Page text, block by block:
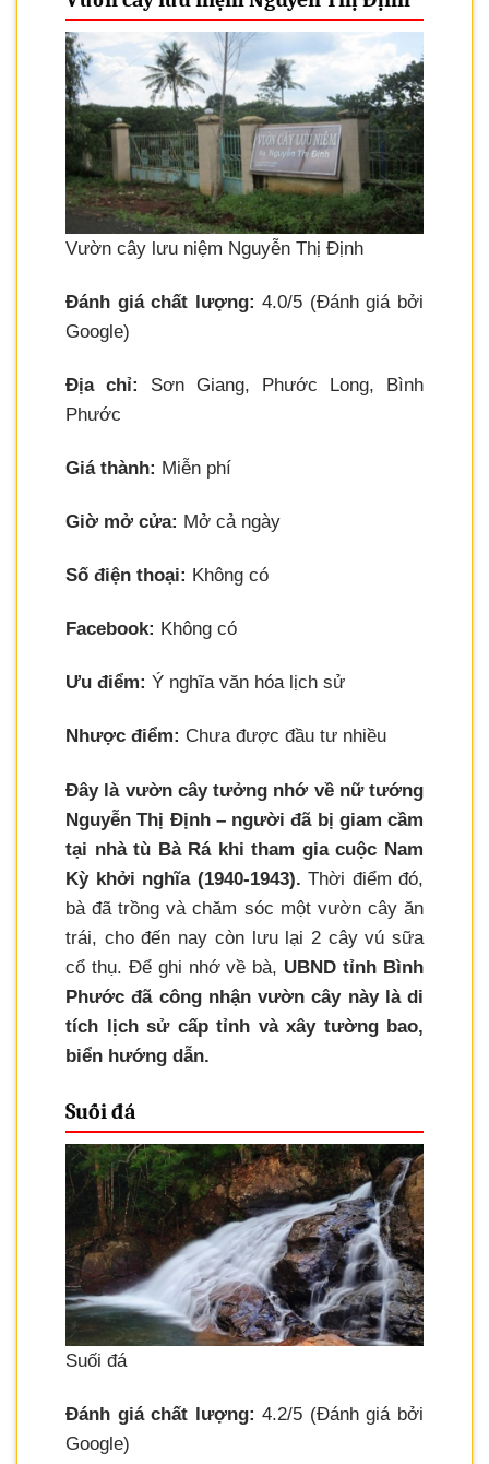
Vườn cây lưu niệm Nguyễn Thị Định
Đánh giá chất lượng: 4.0/5 (Đánh giá bởi
Google)
Địa chỉ:
Sơn Giang, Phước Long, Bình
Phước
Giá thành: Miễn phí
Giờ mở cửa: Mở cả ngày
Số điện thoại: Không có
Facebook: Không có
Ưu điểm: Ý nghĩa văn hóa lịch sử
Nhược điểm: Chưa được đầu tư nhiều
Đây là vườn cây tưởng nhớ về nữ tướng
Nguyễn Thị Định – người đã bị giam cầm
tại nhà tù Bà Rá khi tham gia cuộc Nam
Kỳ khởi nghĩa (1940-1943). Thời điểm đó,
bà đã trồng và chăm sóc một vườn cây ăn
trái, cho đến nay còn lưu lại 2 cây vú sữa
cổ thụ. Để ghi nhớ về bà, UBND tỉnh Bình
Phước đã công nhận vườn cây này là di
tích lịch sử cấp tỉnh và xây tường bao,
biển hướng dẫn.
Suối đá
Suối đá
Đánh giá chất lượng: 4.2/5 (Đánh giá bởi
Google)